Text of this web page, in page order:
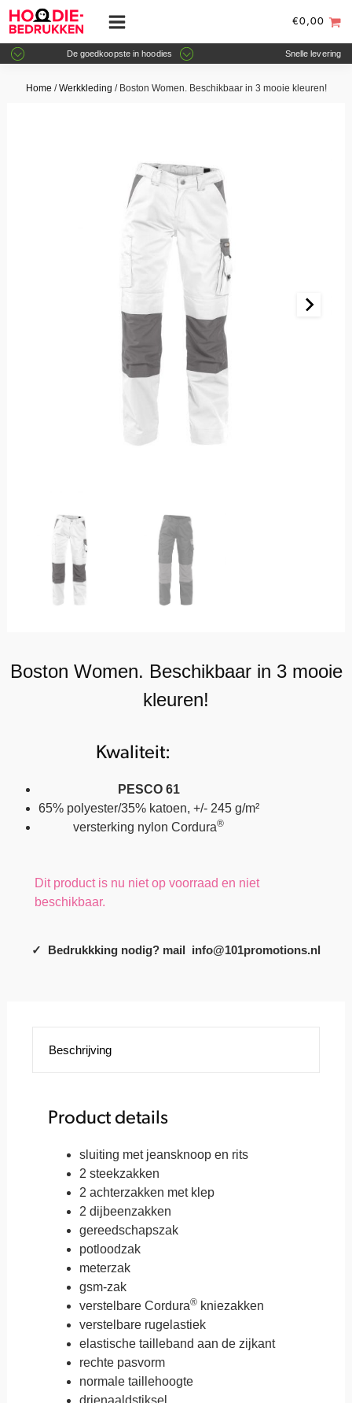
€0,00
De goedkoopste in hoodies Snelle levering
Home /Werkkleding / Boston Women. Beschikbaar in 3 mooie kleuren!
Boston Women. Beschikbaar in 3 mooie
kleuren!
Kwaliteit:
PESCO 61
65% polyester/35% katoen, +/- 245 g/m²
versterking nylon Cordura®
Dit product is nu niet op voorraad en niet
beschikbaar.
✓ Bedrukkking nodig? mail info@101promotions.nl
Beschrijving
Product details
sluiting met jeansknoop en rits
2 steekzakken
2 achterzakken met klep
2 dijbeenzakken
gereedschapszak
potloodzak
meterzak
gsm-zak
verstelbare Cordura®kniezakken
verstelbare rugelastiek
elastische tailleband aan de zijkant
rechte pasvorm
normale taillehoogte